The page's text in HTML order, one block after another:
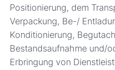
Positionierung, dem
Verpackung, Be-/
Konditionierung,
Bestandsaufnahme und/
Erbringung von